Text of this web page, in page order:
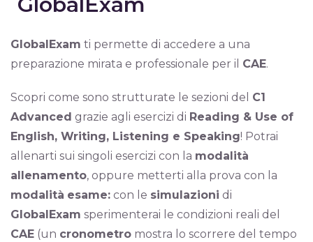
GlobalExam ti permette di accedere a una
preparazione mirata e professionale per il CAE.
Scopri come sono strutturate le sezioni del C1
Advanced grazie agli esercizi di Reading & Use of
English, Writing, Listening e Speaking! Potrai
allenarti sui singoli esercizi con la modalità
allenamento, oppure metterti alla prova con la
modalità esame:con le simulazioni di
GlobalExam sperimenterai le condizioni reali del
CAE(un cronometromostra lo scorrere del tempo